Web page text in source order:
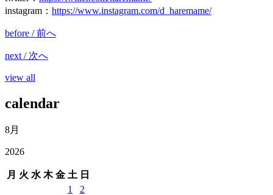
instagram ： https://www.instagram.com/d_haremame/
before / 前へ
next / 次へ
view all
calendar
8月
2026
月 火 水 木 金 土 日
1
2